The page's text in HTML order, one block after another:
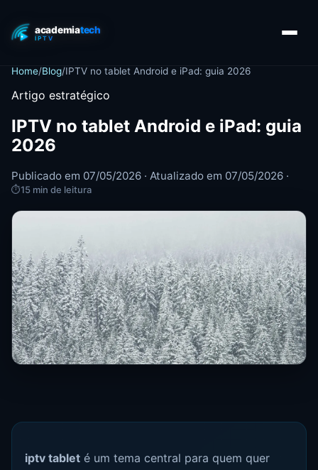
Home/Blog/IPTV no tablet Android e iPad: guia 2026
Artigo estratégico
IPTV no tablet Android e iPad: guia
2026
Publicado em 07/05/2026 · Atualizado em 07/05/2026 ·
⏱15 min de leitura
iptv tablet é um tema central para quem quer